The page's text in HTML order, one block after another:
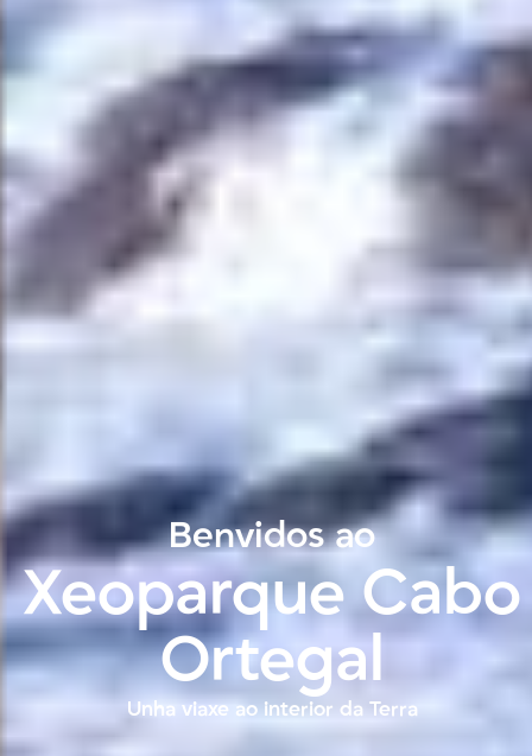
Benvidos ao
Xeoparque Cabo
Ortegal
Unha viaxe ao interior da Terra